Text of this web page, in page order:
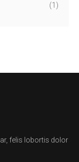
(1)
felis lobortis dolor